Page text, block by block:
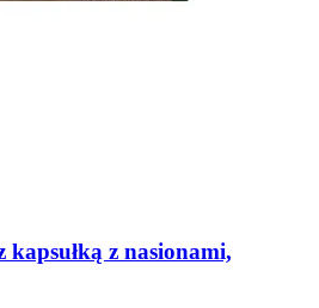
kapsułką z nasionami,